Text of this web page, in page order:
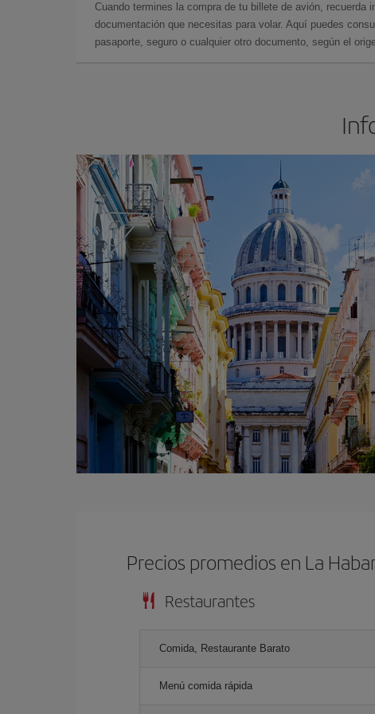
Cuando termines la compra de tu billete de avión, recuerda
documentación que necesitas para volar. Aquí puedes
pasaporte, seguro o cualquier otro documento, según el
Precios promedios en La
Restaurantes
Comida, Restaurante Barato
Menú comida rápida